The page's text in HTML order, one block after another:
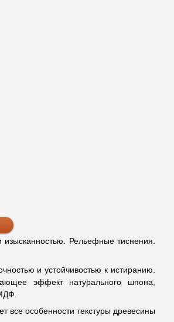
изысканностью. Рельефные тиснения.
и устойчивостью к истиранию.
эффект натурального шпона,
все особенности текстуры древесины